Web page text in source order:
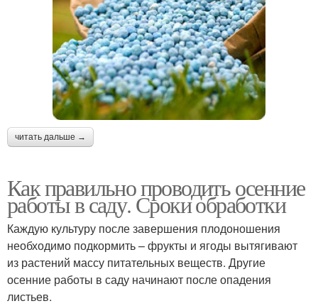
читать дальше →
Как правильно проводить осенние
работы в саду. Сроки обработки
Каждую культуру после завершения плодоношения
необходимо подкормить – фрукты и ягоды вытягивают
из растений массу питательных веществ. Другие
осенние работы в саду начинают после опадения
листьев.